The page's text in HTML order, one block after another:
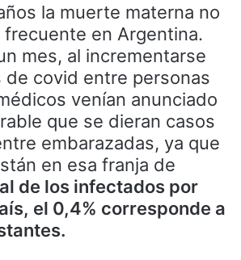
la muerte materna no
frecuente en Argentina.
mes, al incrementarse
de covid entre personas
venían anunciado
que se dieran casos
embarazadas, ya que
en esa franja de
de los infectados por
el 0,4% corresponde a